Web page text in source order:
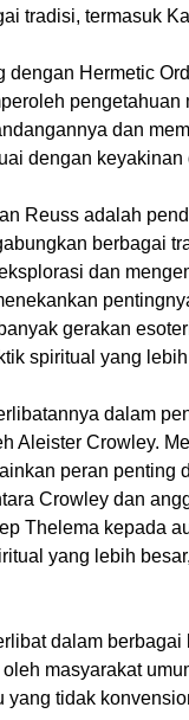
tradisi, termasuk
dengan Hermetic
dan
dengan keyakinan
Reuss adalah
berbagai
dan
gerakan
spiritual yang
dalam
Aleister Crowley.
peran penting
Crowley dan
Thelema kepada
yang lebih
dalam
masyarakat
yang tidak